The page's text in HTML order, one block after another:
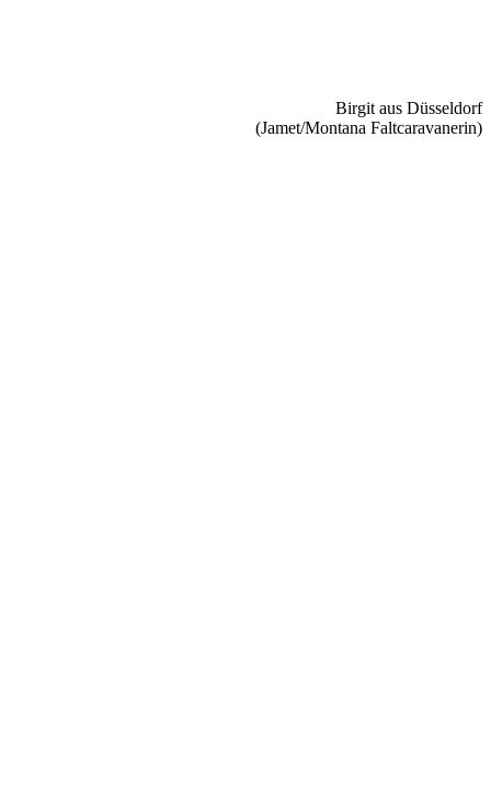
Birgit aus Düsseldorf
(Jamet/Montana Faltcaravanerin)